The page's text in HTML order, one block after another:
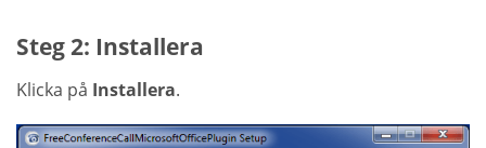
Steg 2: Installera
Klicka på Installera.